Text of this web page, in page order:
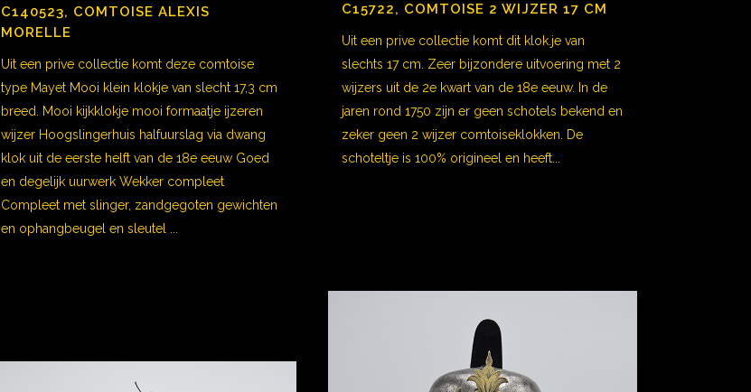
C15722, COMTOISE 2 WIJZER 17 CM
Uit een prive collectie komt dit klok.je van
slechts 17 cm. Zeer bijzondere uitvoering met 2
wijzers uit de 2e kwart van de 18e eeuw. In de
jaren rond 1750 zijn er geen schotels bekend en
zeker geen 2 wijzer comtoiseklokken. De
schoteltje is 100% origineel en heeft...
C140523, COMTOISE ALEXIS
MORELLE
Uit een prive collectie komt deze comtoise
type Mayet Mooi klein klokje van slecht 17,3 cm
breed. Mooi kijkklokje mooi formaatje ijzeren
wijzer Hoogslingerhuis halfuurslag via dwang
klok uit de eerste helft van de 18e eeuw Goed
en degelijk uurwerk Wekker compleet
Compleet met slinger, zandgegoten gewichten
en ophangbeugel en sleutel ...